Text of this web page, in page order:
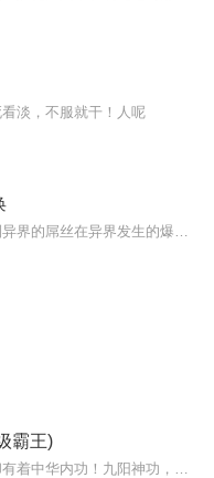
淡，不服就干！人呢
霸王)